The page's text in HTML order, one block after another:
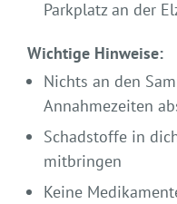
Parkplatz an der
Wichtige Hinweise:
Nichts an den
Annahmezeiten
Schadstoffe in
mitbringen
Keine